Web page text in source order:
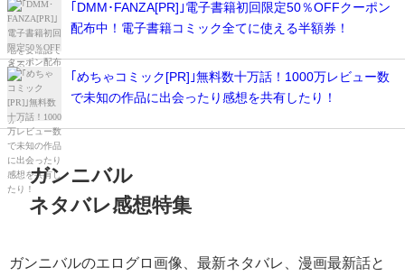
｢DMM･FANZA[PR]｣電子書籍初回限定50％OFFクーポン
配布中！電子書籍コミック全てに使える半額券！
｢めちゃコミック[PR]｣無料数十万話！1000万レビュー数
で未知の作品に出会ったり感想を共有したり！
ガンニバル
ネタバレ感想特集
ガンニバルのエログロ画像、最新ネタバレ、漫画最新話と